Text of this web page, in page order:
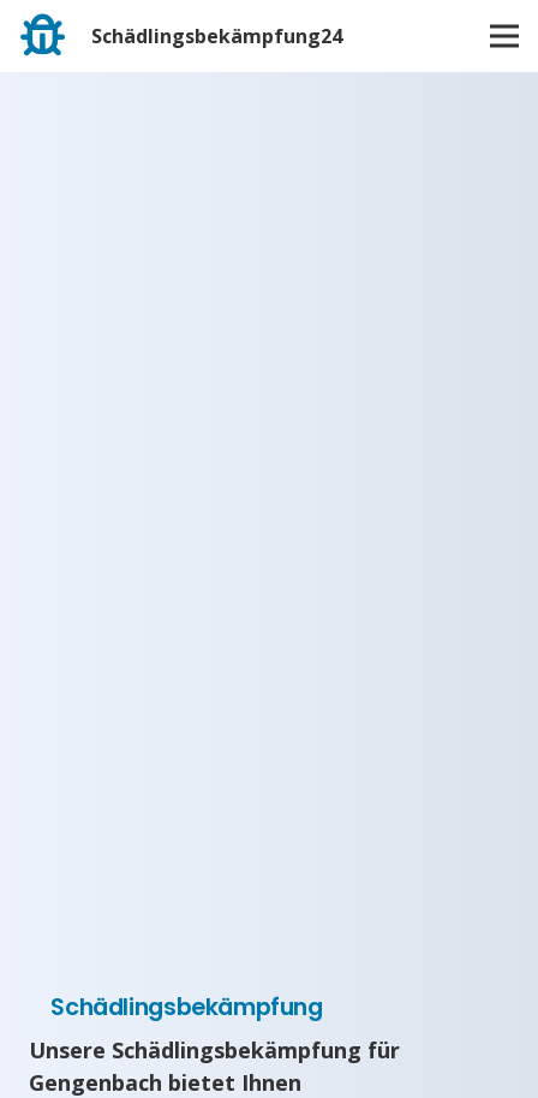
Schädlingsbekämpfung24
Schädlingsbekämpfung
Unsere Schädlingsbekämpfung für
Gengenbach bietet Ihnen